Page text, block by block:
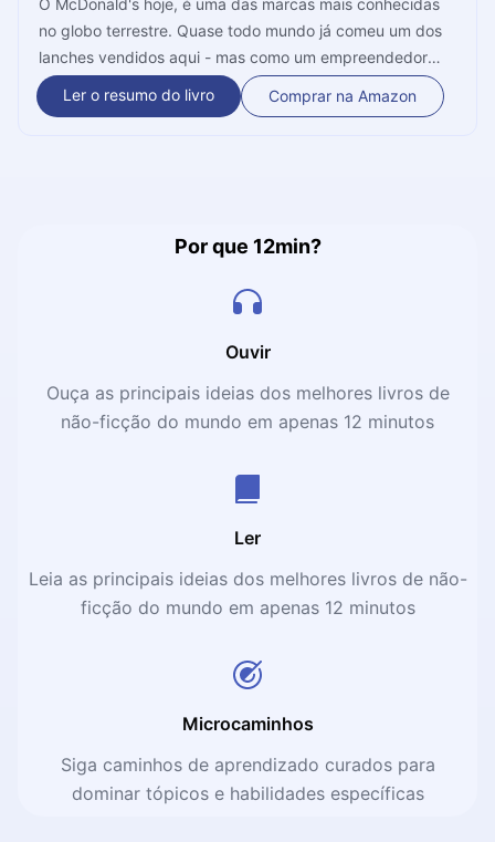
O McDonald's hoje, é uma das marcas mais conhecidas
no globo terrestre. Quase todo mundo já comeu um dos
lanches vendidos aqui - mas como um empreendedor
conseguiu levar a sua marca para todos os cantos do
mundo? Neste livro vemos a história de Ray Kroc, o
Ler o resumo do livro Comprar na Amazon
Por que 12min?
Ouvir
Ouça as principais ideias dos melhores livros de
não-ficção do mundo em apenas 12 minutos
Ler
Leia as principais ideias dos melhores livros de não-
ficção do mundo em apenas 12 minutos
Microcaminhos
Siga caminhos de aprendizado curados para
dominar tópicos e habilidades específicas